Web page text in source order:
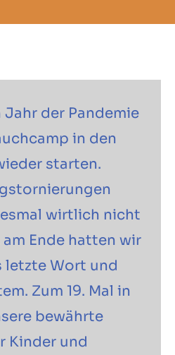
der Pandemie
in den
starten.
wirtlich nicht
Ende hatten wir
letzte Wort und
Zum 19. Mal in
bewährte
Kinder und